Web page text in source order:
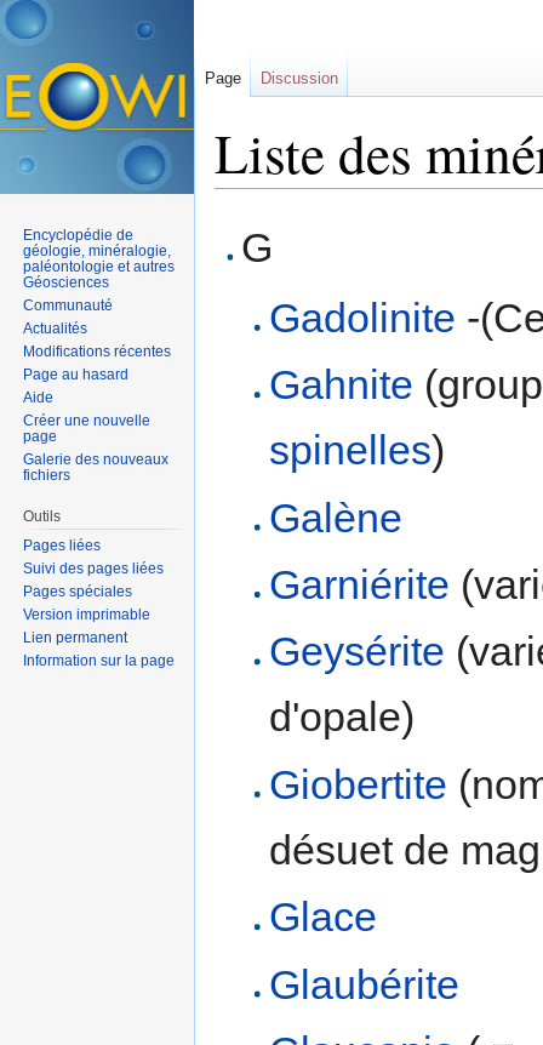
Liste des
G
Gadolinite -
Gahnite
spinelles)
Galène
Garniérite
Geysérite
d'opale)
Giobertite
désuet de
Glace
Glaubérite
Page Discussion
Encyclopédie de
géologie, minéralogie,
paléontologie et autres
Géosciences
Communauté
Actualités
Modifications récentes
Page au hasard
Aide
Créer une nouvelle
page
Galerie des nouveaux
fichiers
Outils
Pages liées
Suivi des pages liées
Pages spéciales
Version imprimable
Lien permanent
Information sur la page